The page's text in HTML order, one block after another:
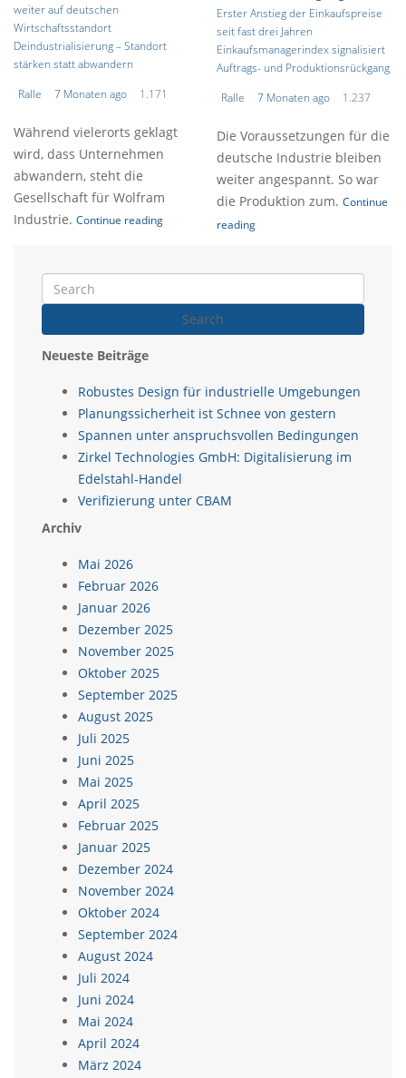
weiter auf deutschen
Wirtschaftsstandort
Deindustrialisierung – Standort
stärken statt abwandern
Ralle
7 Monaten ago 1.171
Während vielerorts geklagt
wird, dass Unternehmen
abwandern, steht die
Gesellschaft für Wolfram
Industrie. Continue reading
Erster Anstieg der Einkaufspreise
seit fast drei Jahren
Einkaufsmanagerindex signalisiert
Auftrags- und Produktionsrückgang
Ralle
7 Monaten ago 1.237
Die Voraussetzungen für die
deutsche Industrie bleiben
weiter angespannt. So war
die Produktion zum. Continue
reading
Search
Neueste Beiträge
Robustes Design für industrielle Umgebungen
Planungssicherheit ist Schnee von gestern
Spannen unter anspruchsvollen Bedingungen
Zirkel Technologies GmbH: Digitalisierung im
Edelstahl-Handel
Verifizierung unter CBAM
Archiv
Mai 2026
Februar 2026
Januar 2026
Dezember 2025
November 2025
Oktober 2025
September 2025
August 2025
Juli 2025
Juni 2025
Mai 2025
April 2025
Februar 2025
Januar 2025
Dezember 2024
November 2024
Oktober 2024
September 2024
August 2024
Juli 2024
Juni 2024
Mai 2024
April 2024
März 2024